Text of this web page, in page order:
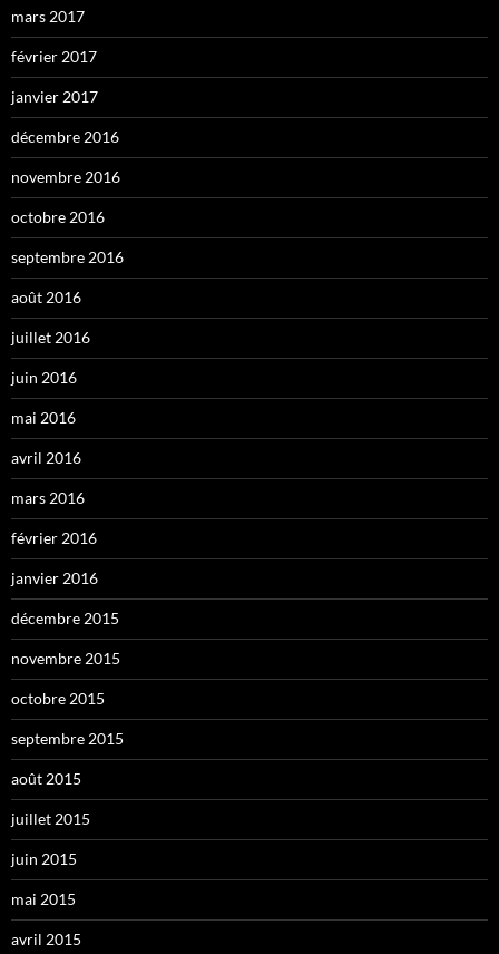
mars 2017
février 2017
janvier 2017
décembre 2016
novembre 2016
octobre 2016
septembre 2016
août 2016
juillet 2016
juin 2016
mai 2016
avril 2016
mars 2016
février 2016
janvier 2016
décembre 2015
novembre 2015
octobre 2015
septembre 2015
août 2015
juillet 2015
juin 2015
mai 2015
avril 2015